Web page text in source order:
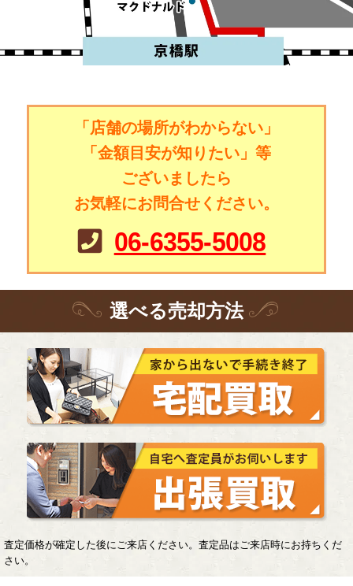
「店舗の場所がわからない」
「金額目安が知りたい」等
ございましたら
お気軽にお問合せください。
06-6355-5008
選べる売却方法
査定価格が確定した後にご来店ください。査定品はご来店時にお持ちくだ
さい。